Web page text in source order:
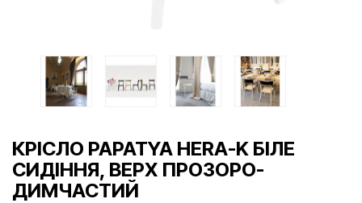
КРІСЛО PAPATYA HERA-K БІЛЕ
СИДІННЯ, ВЕРХ ПРОЗОРО-
ДИМЧАСТИЙ